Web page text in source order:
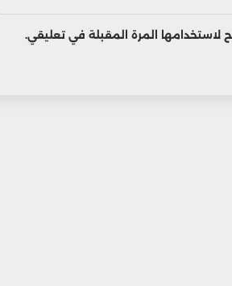
لاستخدامها المرة المقبلة في تعليقي.